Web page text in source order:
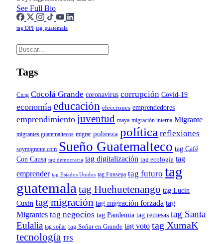
See Full Bio
tag DPI tag guatemala
Tags
Cicig Cocolá Grande coronavirus corrupción Covid-19
economía educación elecciones emprendedores
emprendimiento juventud maya migración interna Migrante
migrantes guatemaltecos migrar pobreza política reflexiones
soymigrante.com Sueño Guatemalteco tag Café
Con Causa tag democracia tag digitalización tag ecología tag
emprender tag Estados Unidos tag Funsepa tag futuro tag
guatemalatag Huehuetenango tag Lucín
Cuxin tag migración tag migración forzada tag
Migrantes tag negocios tag Pandemia tag remesas tag Santa
Eulalia tag soñar tag Soñar en Grande tag voto tag XumaK
tecnología TPS